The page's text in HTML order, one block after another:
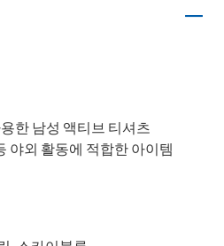
한 남성 액티브 티셔츠
야외 활동에 적합한 아이템